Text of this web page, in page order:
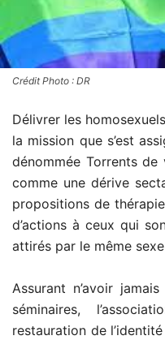
Crédit Photo : DR
Délivrer les
la mission que s’est
dénommée Torrents
comme une dérive
propositions de
d’actions à ceux qui
attirés par le même
Assurant n’avoir
séminaires,
restauration de